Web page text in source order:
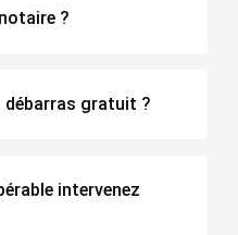
?
débarras gratuit ?
intervenez